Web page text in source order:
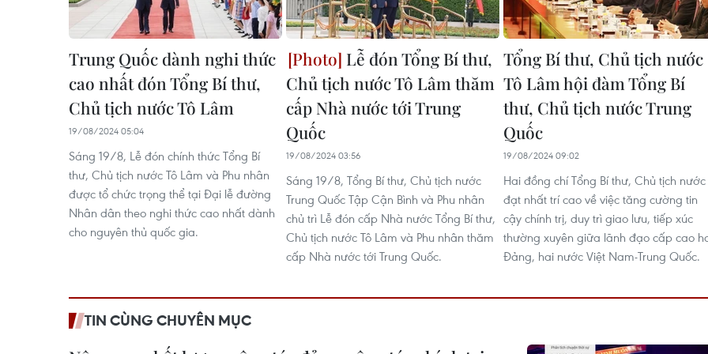
Trung Quốc dành nghi thức
cao nhất đón Tổng Bí thư,
Chủ tịch nước Tô Lâm
19/08/2024 05:04
Sáng 19/8, Lễ đón chính thức Tổng Bí
thư, Chủ tịch nước Tô Lâm và Phu nhân
được tổ chức trọng thể tại Đại lễ đường
Nhân dân theo nghi thức cao nhất dành
cho nguyên thủ quốc gia.
Lễ đón Tổng Bí thư,
Chủ tịch nước Tô Lâm thăm
cấp Nhà nước tới Trung
Quốc
19/08/2024 03:56
Sáng 19/8, Tổng Bí thư, Chủ tịch nước
Trung Quốc Tập Cận Bình và Phu nhân
chủ trì Lễ đón cấp Nhà nước Tổng Bí thư,
Chủ tịch nước Tô Lâm và Phu nhân thăm
cấp Nhà nước tới Trung Quốc.
Tổng Bí thư, Chủ tịch nước
Tô Lâm hội đàm Tổng Bí
thư, Chủ tịch nước Trung
Quốc
19/08/2024 09:02
Hai đồng chí Tổng Bí thư, Chủ tịch nước
đạt nhất trí cao về việc tăng cường tin
cậy chính trị, duy trì giao lưu, tiếp xúc
thường xuyên giữa lãnh đạo cấp cao
Đảng, hai nước Việt Nam-Trung Quốc.
TIN CÙNG CHUYÊN MỤC